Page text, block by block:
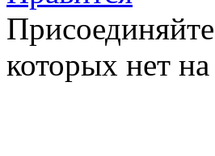
которых нет на